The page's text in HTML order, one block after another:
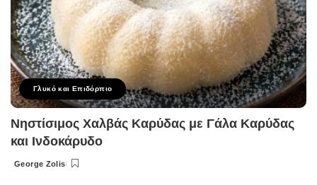
Γλυκό και Επιδόρπιο
Νηστίσιμος Χαλβάς Καρύδας με Γάλα Καρύδας
και Ινδοκάρυδο
Posted
George Zolis